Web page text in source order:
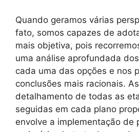
Quando geramos várias
fato, somos capazes de
mais objetiva, pois
uma análise aprofundada
cada uma das opções e nos
conclusões mais racionais.
detalhamento de todas as
seguidas em cada plano
envolve a implementação de